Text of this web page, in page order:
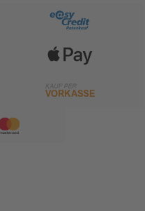
mit großer
Schutzblechen